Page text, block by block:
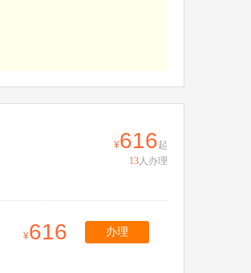
616起
13人办理
616 办理